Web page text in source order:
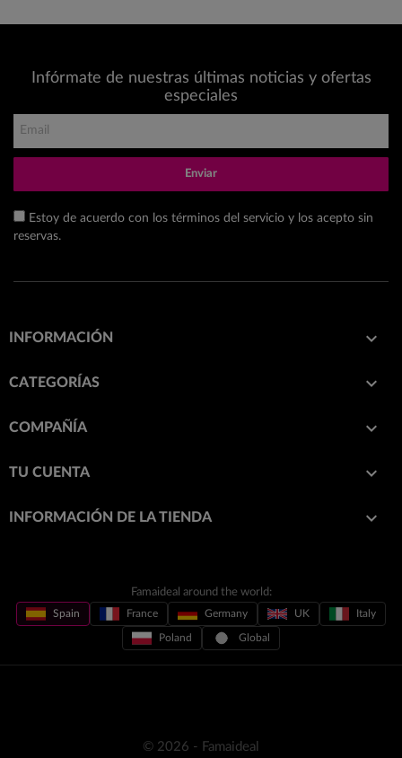
Infórmate de nuestras últimas noticias y ofertas
especiales
Enviar
Estoy de acuerdo con los términos del servicio y los acepto sin
reservas.
INFORMACIÓN 
CATEGORÍAS 
COMPAÑÍA 
TU CUENTA 
INFORMACIÓN DE LA TIENDA keyboard_arrow_down
Famaideal around the world:
Spain France Germany UK Italy
Poland Global
© 2026 - Famaideal